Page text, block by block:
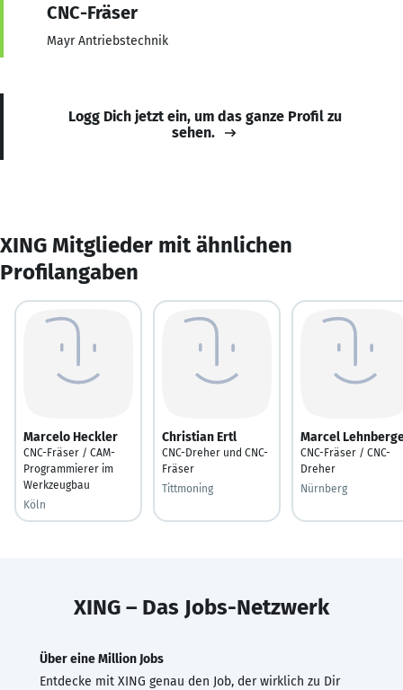
CNC-Fräser
Mayr Antriebstechnik
Logg Dich jetzt ein, um das ganze Profil zu
sehen.
XING Mitglieder mit ähnlichen
Profilangaben
Marcelo Heckler
CNC-Fräser / CAM-
Programmierer im
Werkzeugbau
Köln
Christian Ertl
CNC-Dreher und CNC-
Fräser
Tittmoning
Marcel
CNC-Fräser / CNC-
Dreher
Nürnberg
XING – Das Jobs-Netzwerk
Über eine Million Jobs
Entdecke mit XING genau den Job, der wirklich zu Dir